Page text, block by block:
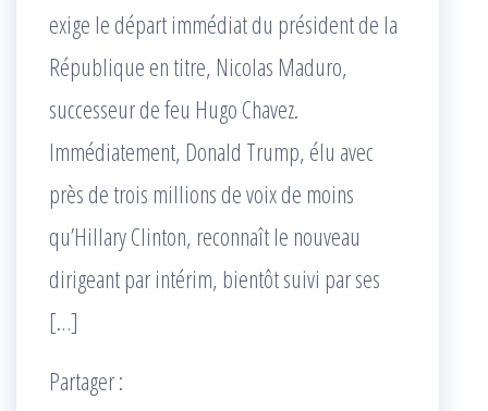
exige le départ immédiat du président de la
République en titre, Nicolas Maduro,
successeur de feu Hugo Chavez.
Immédiatement, Donald Trump, élu avec
près de trois millions de voix de moins
qu’Hillary Clinton, reconnaît le nouveau
dirigeant par intérim, bientôt suivi par ses
[…]
Partager :